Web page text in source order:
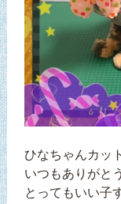
ひなちゃんカッ
いつもありがと
とってもいい